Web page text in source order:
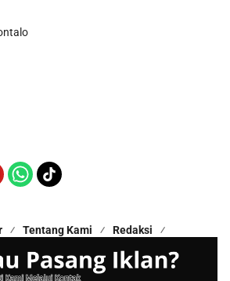
Tentang Kami
Redaksi
Reserved | Proudly Hosted by